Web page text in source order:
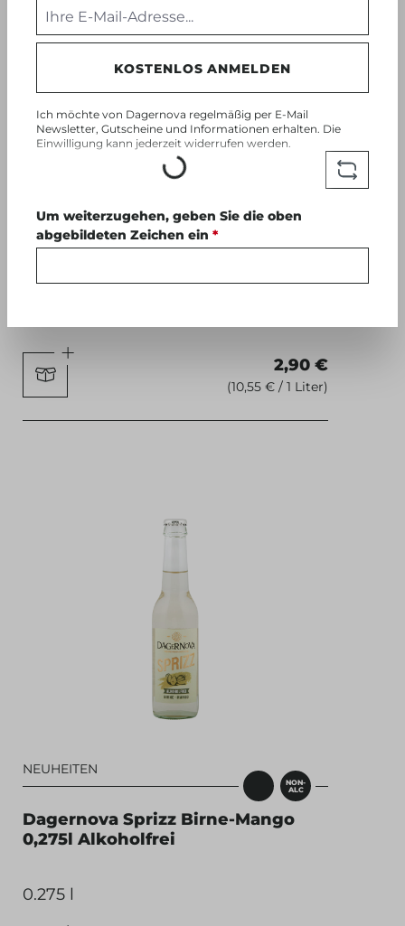
ALC
Dagernova Secco 0,275l
2,90 €
(10,55 € / 1 Liter)
NEUHEITEN
NON-
ALC
Dagernova Sprizz Birne-Mango
0,275l Alkoholfrei
0.275 l
KOSTENLOS ANMELDEN
Ich möchte von Dagernova regelmäßig per E-Mail
Newsletter, Gutscheine und Informationen erhalten. Die
Einwilligung kann jederzeit widerrufen werden.
Loading...
Um weiterzugehen, geben Sie die oben
abgebildeten Zeichen ein *